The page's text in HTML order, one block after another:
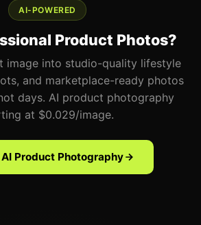
AI-POWERED
Product Photos?
image into studio-quality lifestyle
and marketplace-ready photos
days. AI product photography
at $0.029/image.
Product Photography